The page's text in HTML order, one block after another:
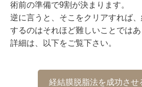
術前の準備で9割が決まります。
逆に言うと、そこをクリアすれば
するのはそれほど難しいことではあ
詳細は、以下をご覧下さい。
経結膜脱脂法を成功させ